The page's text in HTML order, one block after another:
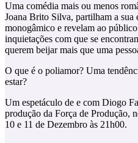
Uma comédia mais ou menos
Joana Brito Silva, partilham a sua
monogâmico e revelam ao
inquietações com que se
querem beijar mais que uma
O que é o poliamor? Uma
estar?
Um espetáculo de e com Diogo
produção da Força de Produção,
10 e 11 de Dezembro às 21h00.